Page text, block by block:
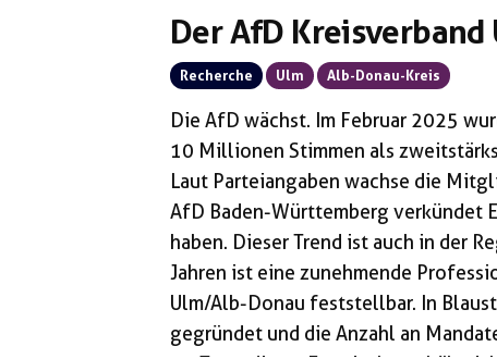
Der AfD
Recherche Ulm Alb-Donau-Kreis
Die AfD wächst. Im Februar 2025
10 Millionen Stimmen als
Laut Parteiangaben wachse die
AfD Baden-Württemberg verkündet
haben. Dieser Trend ist auch in der
Jahren ist eine zunehmende
Ulm/Alb-Donau feststellbar. In
gegründet und die Anzahl an